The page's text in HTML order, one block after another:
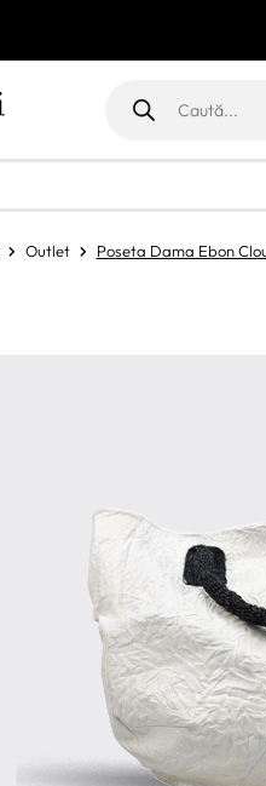
search
Outlet Poseta Dama Ebon